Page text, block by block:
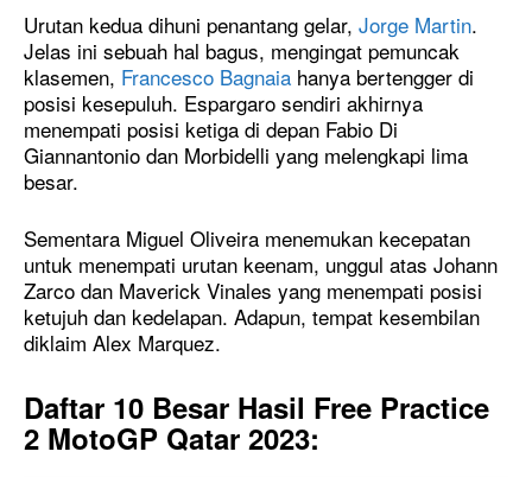
Urutan kedua dihuni penantang gelar, Jorge Martin.
Jelas ini sebuah hal bagus, mengingat pemuncak
klasemen, Francesco Bagnaia hanya bertengger di
posisi kesepuluh. Espargaro sendiri akhirnya
menempati posisi ketiga di depan Fabio Di
Giannantonio dan Morbidelli yang melengkapi lima
besar.
Sementara Miguel Oliveira menemukan kecepatan
untuk menempati urutan keenam, unggul atas Johann
Zarco dan Maverick Vinales yang menempati posisi
ketujuh dan kedelapan. Adapun, tempat kesembilan
diklaim Alex Marquez.
Daftar 10 Besar Hasil Free Practice
2 MotoGP Qatar 2023: